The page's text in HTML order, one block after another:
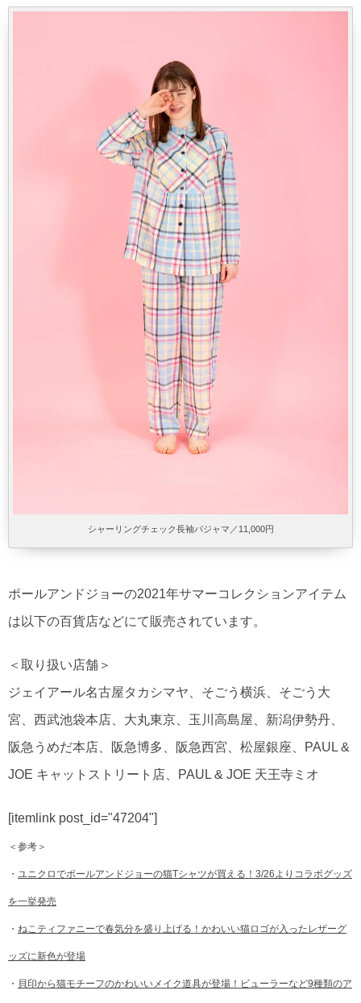
シャーリングチェック長袖パジャマ／11,000円
ポールアンドジョーの2021年サマーコレクションアイテム
は以下の百貨店などにて販売されています。
＜取り扱い店舗＞
ジェイアール名古屋タカシマヤ、そごう横浜、そごう大
宮、西武池袋本店、大丸東京、玉川高島屋、新潟伊勢丹、
阪急うめだ本店、阪急博多、阪急西宮、松屋銀座、PAUL &
JOE キャットストリート店、PAUL & JOE 天王寺ミオ
[itemlink post_id="47204"]
＜参考＞
・ ユニクロでポールアンドジョーの猫Tシャツが買える！3/26よりコラボグッズ
を一挙発売
・ ねこティファニーで春気分を盛り上げる！かわいい猫ロゴが入ったレザーグ
ッズに新色が登場
・ 貝印から猫モチーフのかわいいメイク道具が登場！ビューラーなど9種類のア